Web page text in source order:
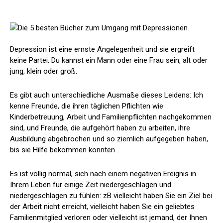
Depression ist eine ernste Angelegenheit und sie ergreift
keine Partei. Du kannst ein Mann oder eine Frau sein, alt oder
jung, klein oder groß.
Es gibt auch unterschiedliche Ausmaße dieses Leidens: Ich
kenne Freunde, die ihren täglichen Pflichten wie
Kinderbetreuung, Arbeit und Familienpflichten nachgekommen
sind, und Freunde, die aufgehört haben zu arbeiten, ihre
Ausbildung abgebrochen und so ziemlich aufgegeben haben,
bis sie Hilfe bekommen konnten .
Es ist völlig normal, sich nach einem negativen Ereignis in
Ihrem Leben für einige Zeit niedergeschlagen und
niedergeschlagen zu fühlen: zB vielleicht haben Sie ein Ziel bei
der Arbeit nicht erreicht, vielleicht haben Sie ein geliebtes
Familienmitglied verloren oder vielleicht ist jemand, der Ihnen